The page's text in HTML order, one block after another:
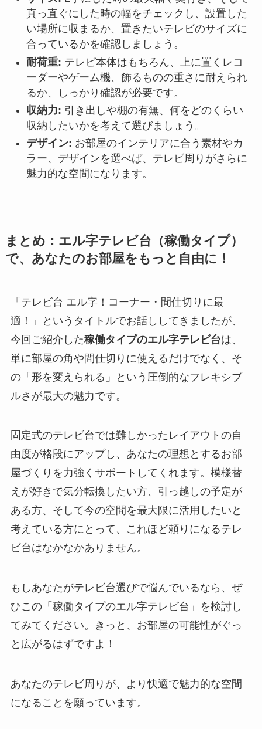
真っ直ぐにした時の幅をチェックし、設置した
い場所に収まるか、置きたいテレビのサイズに
合っているかを確認しましょう。
耐荷重: テレビ本体はもちろん、上に置くレコ
ーダーやゲーム機、飾るものの重さに耐えられ
るか、しっかり確認が必要です。
収納力: 引き出しや棚の有無、何をどのくらい
収納したいかを考えて選びましょう。
デザイン: お部屋のインテリアに合う素材やカ
ラー、デザインを選べば、テレビ周りがさらに
魅力的な空間になります。
まとめ：エル字テレビ台（稼働タイプ）
で、あなたのお部屋をもっと自由に！
「テレビ台 エル字！コーナー・間仕切りに最
適！」というタイトルでお話ししてきましたが、
今回ご紹介した稼働タイプのエル字テレビ台は、
単に部屋の角や間仕切りに使えるだけでなく、そ
の「形を変えられる」という圧倒的なフレキシブ
ルさが最大の魅力です。
固定式のテレビ台では難しかったレイアウトの自
由度が格段にアップし、あなたの理想とするお部
屋づくりを力強くサポートしてくれます。模様替
えが好きで気分転換したい方、引っ越しの予定が
ある方、そして今の空間を最大限に活用したいと
考えている方にとって、これほど頼りになるテレ
ビ台はなかなかありません。
もしあなたがテレビ台選びで悩んでいるなら、ぜ
ひこの「稼働タイプのエル字テレビ台」を検討し
てみてください。きっと、お部屋の可能性がぐっ
と広がるはずですよ！
あなたのテレビ周りが、より快適で魅力的な空間
になることを願っています。